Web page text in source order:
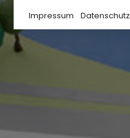
Impressum Datenschutz